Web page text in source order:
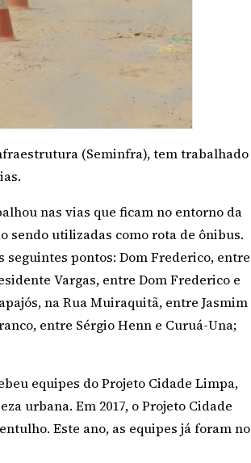
(Seminfra), tem trabalhado
nas vias que ficam no entorno da
sendo utilizadas como rota de ônibus.
seguintes pontos: Dom Frederico, entre
Vargas, entre Dom Frederico e
na Rua Muiraquitã, entre Jasmim
entre Sérgio Henn e Curuá-Una;
equipes do Projeto Cidade Limpa,
urbana. Em 2017, o Projeto Cidade
Este ano, as equipes já foram no